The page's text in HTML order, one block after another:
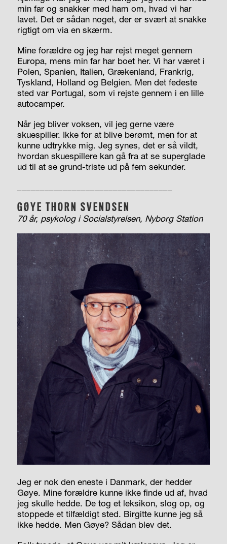
min far og snakker med ham om, hvad vi har
lavet. Det er sådan noget, der er svært at snakke
rigtigt om via en skærm.
Mine forældre og jeg har rejst meget gennem
Europa, mens min far har boet her. Vi har været i
Polen, Spanien, Italien, Grækenland, Frankrig,
Tyskland, Holland og Belgien. Men det fedeste
sted var Portugal, som vi rejste gennem i en lille
autocamper.
Når jeg bliver voksen, vil jeg gerne være
skuespiller. Ikke for at blive berømt, men for at
kunne udtrykke mig. Jeg synes, det er så vildt,
hvordan skuespillere kan gå fra at se superglade
ud til at se grund-triste ud på fem sekunder.
GØYE THORN SVENDSEN
70 år, psykolog i Socialstyrelsen, Nyborg Station
Jeg er nok den eneste i Danmark, der hedder
Gøye. Mine forældre kunne ikke finde ud af, hvad
jeg skulle hedde. De tog et leksikon, slog op, og
stoppede et tilfældigt sted. Birgitte kunne jeg så
ikke hedde. Men Gøye? Sådan blev det.